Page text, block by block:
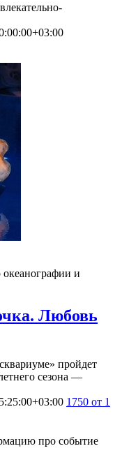
и
Любовь
пройдет
сезона —
1750 от 1
про событие